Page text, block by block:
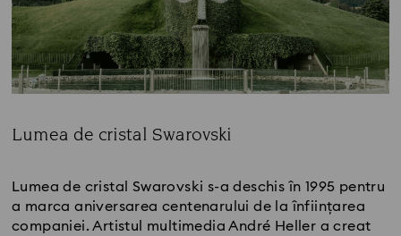
Lumea de cristal Swarovski
Lumea de cristal Swarovski s-a deschis în 1995 pentru
a marca aniversarea centenarului de la înființarea
companiei. Artistul multimedia André Heller a creat